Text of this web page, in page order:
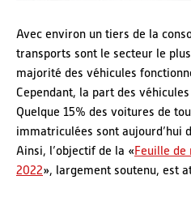
Avec environ un tiers de la
transports sont le secteur le
majorité des véhicules
Cependant, la part des
Quelque 15% des voitures de
immatriculées sont aujourd’hui
Ainsi, l’objectif de la «Feuille
2022», largement soutenu, est